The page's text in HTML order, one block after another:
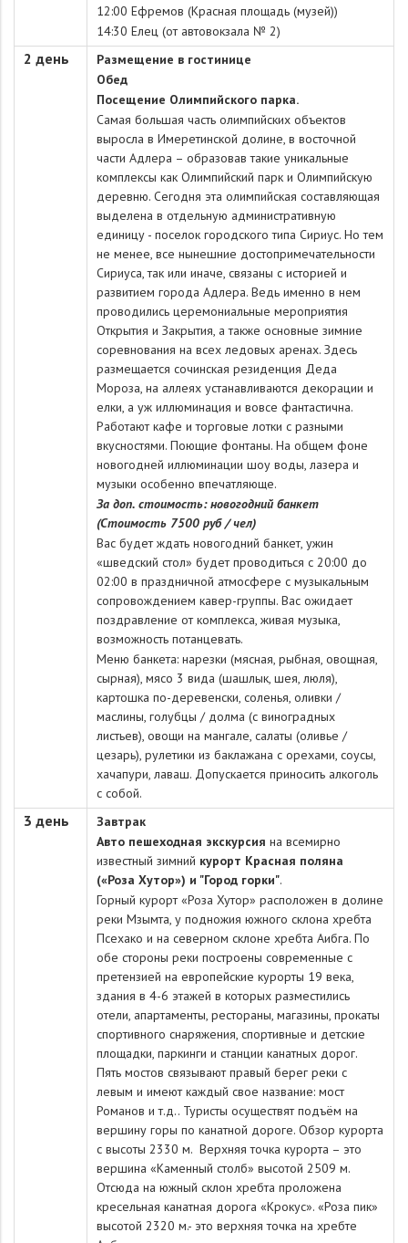
12:00 Ефремов (Красная площадь (музей))
14:30 Елец (от автовокзала № 2)
2 день
Размещение в гостинице
Обед
Посещение Олимпийского парка.
Самая большая часть олимпийских объектов
выросла в Имеретинской долине, в восточной
части Адлера – образовав такие уникальные
комплексы как Олимпийский парк и Олимпийскую
деревню. Сегодня эта олимпийская составляющая
выделена в отдельную административную
единицу - поселок городского типа Сириус. Но тем
не менее, все нынешние достопримечательности
Сириуса, так или иначе, связаны с историей и
развитием города Адлера. Ведь именно в нем
проводились церемониальные мероприятия
Открытия и Закрытия, а также основные зимние
соревнования на всех ледовых аренах. Здесь
размещается сочинская резиденция Деда
Мороза, на аллеях устанавливаются декорации и
елки, а уж иллюминация и вовсе фантастична.
Работают кафе и торговые лотки с разными
вкусностями. Поющие фонтаны. На общем фоне
новогодней иллюминации шоу воды, лазера и
музыки особенно впечатляюще.
За доп. стоимость: новогодний банкет
(Стоимость 7500 руб / чел)
Вас будет ждать новогодний банкет, ужин
«шведский стол» будет проводиться с 20:00 до
02:00 в праздничной атмосфере с музыкальным
сопровождением кавер-группы. Вас ожидает
поздравление от комплекса, живая музыка,
возможность потанцевать.
Меню банкета: нарезки (мясная, рыбная, овощная,
сырная), мясо 3 вида (шашлык, шея, люля),
картошка по-деревенски, соленья, оливки /
маслины, голубцы / долма (с виноградных
листьев), овощи на мангале, салаты (оливье /
цезарь), рулетики из баклажана с орехами, соусы,
хачапури, лаваш. Допускается приносить алкоголь
с собой.
3 день
Завтрак
Авто пешеходная экскурсия на всемирно
известный зимний курорт Красная поляна
(«Роза Хутор») и "Город горки".
Горный курорт «Роза Хутор» расположен в долине
реки Мзымта, у подножия южного склона хребта
Псехако и на северном склоне хребта Аибга. По
обе стороны реки построены современные с
претензией на европейские курорты 19 века,
здания в 4-6 этажей в которых разместились
отели, апартаменты, рестораны, магазины, прокаты
спортивного снаряжения, спортивные и детские
площадки, паркинги и станции канатных дорог.
Пять мостов связывают правый берег реки с
левым и имеют каждый свое название: мост
Романов и т.д.. Туристы осуществят подъём на
вершину горы по канатной дороге. Обзор курорта
с высоты 2330 м. Верхняя точка курорта – это
вершина «Каменный столб» высотой 2509 м.
Отсюда на южный склон хребта проложена
кресельная канатная дорога «Крокус». «Роза пик»
высотой 2320 м.- это верхняя точка на хребте